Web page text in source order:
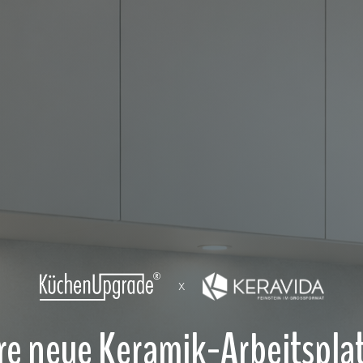
X
neue Keramik-